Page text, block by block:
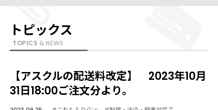
トピックス
TOPICS & NEWS
【アスクルの配送料改定】 2023年10月
31日18:00ご注文分より。